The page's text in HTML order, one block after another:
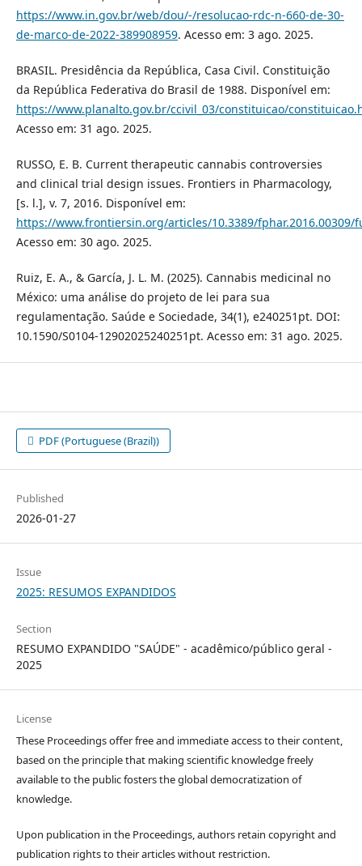
https://www.in.gov.br/web/dou/-/resolucao-rdc-n-660-de-30-
de-marco-de-2022-389908959. Acesso em: 3 ago. 2025.
BRASIL. Presidência da República, Casa Civil. Constituição
da República Federativa do Brasil de 1988. Disponível em:
https://www.planalto.gov.br/ccivil_03/constituicao/
Acesso em: 31 ago. 2025.
RUSSO, E. B. Current therapeutic cannabis controversies
and clinical trial design issues. Frontiers in Pharmacology,
[s. l.], v. 7, 2016. Disponível em:
https://www.frontiersin.org/articles/10.3389/fphar.2016.00309/
Acesso em: 30 ago. 2025.
Ruiz, E. A., & García, J. L. M. (2025). Cannabis medicinal no
México: uma análise do projeto de lei para sua
regulamentação. Saúde e Sociedade, 34(1), e240251pt. DOI:
10.1590/S0104-12902025240251pt. Acesso em: 31 ago. 2025.
PDF (Portuguese (Brazil))
Published
2026-01-27
Issue
2025: RESUMOS EXPANDIDOS
Section
RESUMO EXPANDIDO "SAÚDE" - acadêmico/público geral -
2025
License
These Proceedings offer free and immediate access to their content,
based on the principle that making scientific knowledge freely
available to the public fosters the global democratization of
knowledge.
Upon publication in the Proceedings, authors retain copyright and
publication rights to their articles without restriction.